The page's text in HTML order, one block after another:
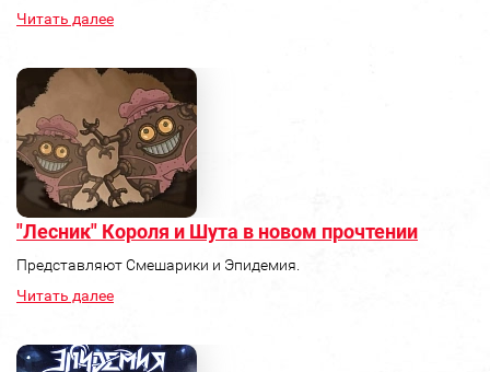
Читать далее
"Лесник" Короля и Шута в новом прочтении
Представляют Смешарики и Эпидемия.
Читать далее